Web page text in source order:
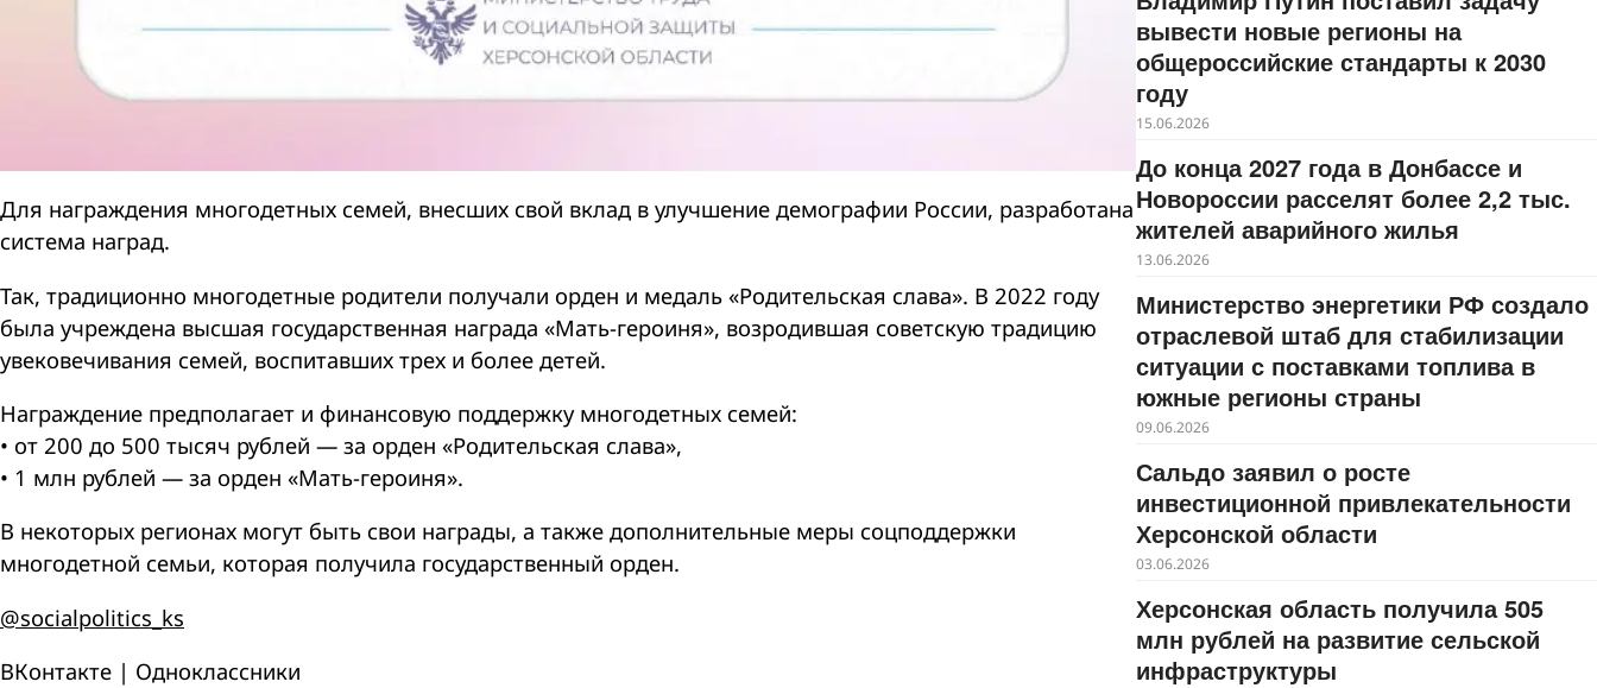
Для награждения многодетных семей, внесших свой вклад в улучшение демографии России, разработана
система наград.
Так, традиционно многодетные родители получали орден и медаль «Родительская слава». В 2022 году
была учреждена высшая государственная награда «Мать-героиня», возродившая советскую традицию
увековечивания семей, воспитавших трех и более детей.
Награждение предполагает и финансовую поддержку многодетных семей:
• от 200 до 500 тысяч рублей — за орден «Родительская слава»,
• 1 млн рублей — за орден «Мать-героиня».
В некоторых регионах могут быть свои награды, а также дополнительные меры соцподдержки
многодетной семьи, которая получила государственный орден.
@socialpolitics_ks
ВКонтакте | Одноклассники
вывести новые регионы на
общероссийские стандарты к 2030
году
15.06.2026
До конца 2027 года в Донбассе и
Новороссии расселят более 2,2 тыс.
жителей аварийного жилья
13.06.2026
Министерство энергетики РФ создало
отраслевой штаб для стабилизации
ситуации с поставками топлива в
южные регионы страны
09.06.2026
Сальдо заявил о росте
инвестиционной привлекательности
Херсонской области
03.06.2026
Херсонская область получила 505
млн рублей на развитие сельской
инфраструктуры